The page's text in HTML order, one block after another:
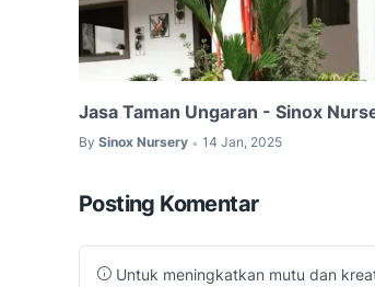
Jasa Taman Ungaran - Sinox
By Sinox Nursery • 14 Jan, 2025
Posting Komentar
Untuk meningkatkan mutu dan